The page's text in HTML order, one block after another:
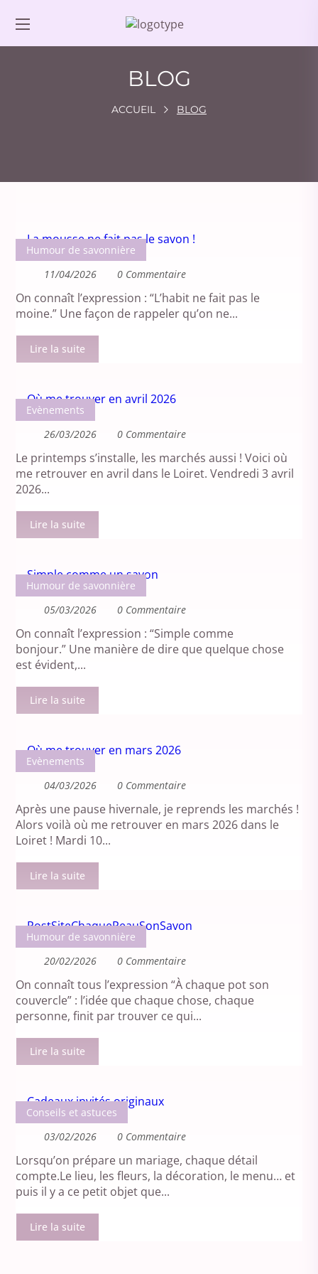
BLOG
ACCUEIL BLOG
Humour de savonnière
11/04/2026
0 Commentaire
On connaît l’expression : “L’habit ne fait pas le
moine.” Une façon de rappeler qu’on ne...
Lire la suite
Evènements
26/03/2026
0 Commentaire
Le printemps s’installe, les marchés aussi ! Voici où
me retrouver en avril dans le Loiret. Vendredi 3 avril
2026...
Lire la suite
Humour de savonnière
05/03/2026
0 Commentaire
On connaît l’expression : “Simple comme
bonjour.” Une manière de dire que quelque chose
est évident,...
Lire la suite
Evènements
04/03/2026
0 Commentaire
Après une pause hivernale, je reprends les marchés !
Alors voilà où me retrouver en mars 2026 dans le
Loiret ! Mardi 10...
Lire la suite
Humour de savonnière
20/02/2026
0 Commentaire
On connaît tous l’expression “À chaque pot son
couvercle” : l’idée que chaque chose, chaque
personne, finit par trouver ce qui...
Lire la suite
Conseils et astuces
03/02/2026
0 Commentaire
Lorsqu’on prépare un mariage, chaque détail
compte.Le lieu, les fleurs, la décoration, le menu… et
puis il y a ce petit objet que...
Lire la suite